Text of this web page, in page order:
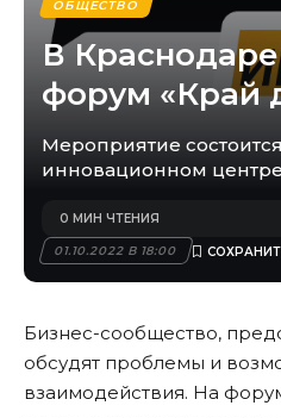
ОБЩЕСТВО
В
форум «Край
Мероприятие
инновационном
01.10.2022 В 18:00
0 МИН ЧТЕНИЯ
Бизнес-сообщество,
обсудят проблемы и
взаимодействия. На